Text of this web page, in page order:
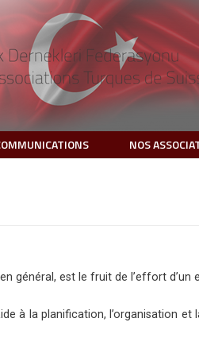
NOS
général, est le fruit de l’effort d’un
à la planification, l’organisation